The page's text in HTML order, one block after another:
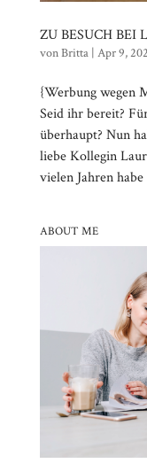
ZU BESUCH BEI
vonBritta| Apr 9,
{Werbung
Seid ihr bereit?
überhaupt? Nun
liebe Kollegin
vielen Jahren
ABOUT ME